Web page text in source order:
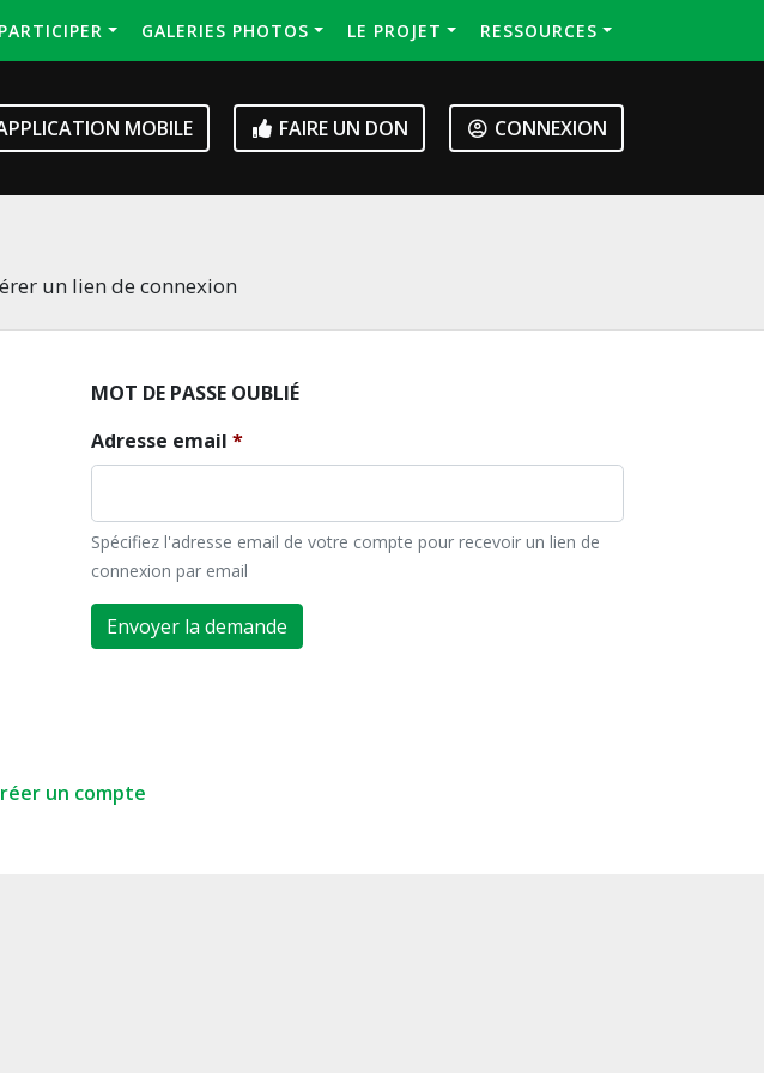
PARTICIPER GALERIES PHOTOS LE PROJET RESSOURCES
MOBILE FAIRE UN DON CONNEXION
un lien de connexion
MOT DE PASSE OUBLIÉ
Adresse email
Spécifiez l'adresse email de votre compte pour recevoir un lien de
connexion par email
Envoyer la demande
un compte